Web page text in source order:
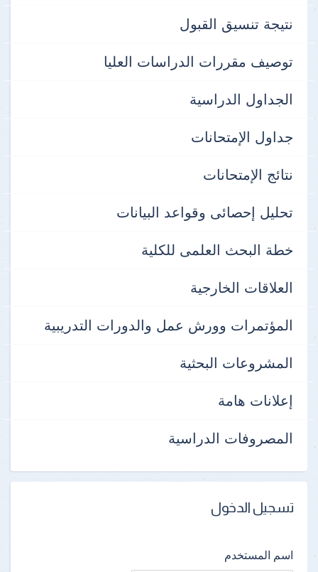
نتيجة تنسيق القبول
توصيف مقررات الدراسات العليا
الجداول الدراسية
جداول الإمتحانات
نتائج الإمتحانات
تحليل إحصائى وقواعد البيانات
خطة البحث العلمى للكلية
العلاقات الخارجية
المؤتمرات وورش عمل والدورات التدريبية
المشروعات البحثية
إعلانات هامة
المصروفات الدراسية
تسجيل الدخول
اسم المستخدم